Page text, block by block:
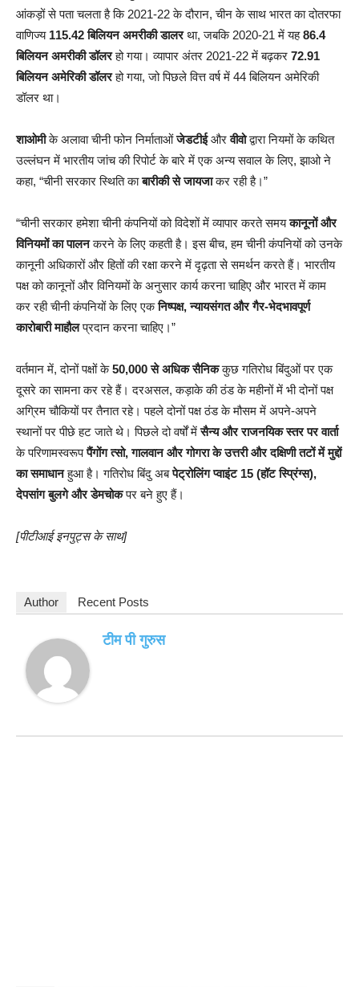
आंकड़ों से पता चलता है कि 2021-22 के दौरान, चीन के साथ भारत का दोतरफा
वाणिज्य 115.42 बिलियन अमरीकी डालरथा, जबकि 2020-21 में यह86.4
बिलियन अमरीकी डॉलरहो गया। व्यापार अंतर 2021-22 में बढ़कर 72.91
बिलियन अमेरिकी डॉलरहो गया, जो पिछले वित्त वर्ष में 44 बिलियन अमेरिकी
डॉलर था।
शाओमीके अलावा चीनी फोन निर्माताओंजेडटीईऔरवीवोद्वारा नियमों के कथित
उल्लंघन में भारतीय जांच की रिपोर्ट के बारे में एक अन्य सवाल के लिए, झाओ ने
कहा, “चीनी सरकार स्थिति काबारीकी से जायजाकर रही है।”
“चीनी सरकार हमेशा चीनी कंपनियों को विदेशों में व्यापार करते समयकानूनों और
विनियमों का पालनकरने के लिए कहती है। इस बीच, हम चीनी कंपनियों को उनके
कानूनी अधिकारों और हितों की रक्षा करने में दृढ़ता से समर्थन करते हैं। भारतीय
पक्ष को कानूनों और विनियमों के अनुसार कार्य करना चाहिए और भारत में काम
कर रही चीनी कंपनियों के लिए एकनिष्पक्ष, न्यायसंगत और गैर-भेदभावपूर्ण
कारोबारी माहौलप्रदान करना चाहिए।”
वर्तमान में, दोनों पक्षों के50,000 से अधिक सैनिककुछ गतिरोध बिंदुओं पर एक
दूसरे का सामना कर रहे हैं। दरअसल, कड़ाके की ठंड के महीनों में भी दोनों पक्ष
अग्रिम चौकियों पर तैनात रहे। पहले दोनों पक्ष ठंड के मौसम में अपने-अपने
स्थानों पर पीछे हट जाते थे। पिछले दो वर्षों मेंसैन्य और राजनयिक स्तर पर वार्ता
के परिणामस्वरूपपैंगोंग त्सो, गालवान और गोगरा के उत्तरी और दक्षिणी तटों में मुद्दों
का समाधानहुआ है। गतिरोध बिंदु अबपेट्रोलिंग प्वाइंट 15 (हॉट स्प्रिंग्स),
देपसांग बुलगे और डेमचोकपर बने हुए हैं।
[पीटीआई इनपुट्स के साथ]
Author Recent Posts
टीम पी गुरुस